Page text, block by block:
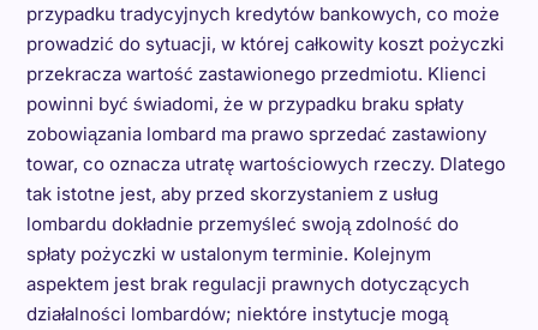
przypadku tradycyjnych kredytów bankowych, co może
prowadzić do sytuacji, w której całkowity koszt pożyczki
przekracza wartość zastawionego przedmiotu. Klienci
powinni być świadomi, że w przypadku braku spłaty
zobowiązania lombard ma prawo sprzedać zastawiony
towar, co oznacza utratę wartościowych rzeczy. Dlatego
tak istotne jest, aby przed skorzystaniem z usług
lombardu dokładnie przemyśleć swoją zdolność do
spłaty pożyczki w ustalonym terminie. Kolejnym
aspektem jest brak regulacji prawnych dotyczących
działalności lombardów; niektóre instytucje mogą